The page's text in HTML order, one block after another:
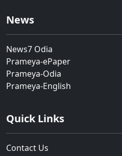
News
News7 Odia
Prameya-ePaper
Prameya-Odia
Prameya-English
Quick Links
Contact Us